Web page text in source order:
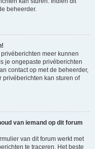
beheerder.
meer kunnen
je ongepaste privéberichten
contact op met de beheerder,
privéberichten kan sturen of
van iemand op dit forum
van dit forum werkt met
te traceren. Het beste